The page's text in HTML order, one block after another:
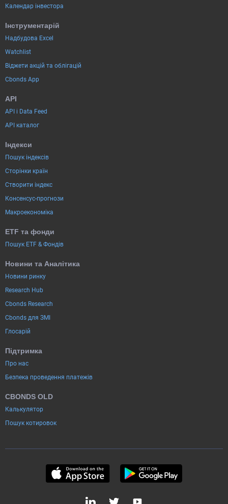
Календар інвестора
Інструментарій
Надбудова Excel
Watchlist
Віджети акцій та облігацій
Cbonds App
API
API і Data Feed
API каталог
Індекси
Пошук індексів
Сторінки країн
Створити індекс
Консенсус-прогнози
Макроекономіка
ETF та фонди
Пошук ETF & Фондів
Новини та Аналітика
Новини ринку
Research Hub
Cbonds Research
Cbonds для ЗМІ
Глосарій
Підтримка
Про нас
Безпека проведення платежів
CBONDS OLD
Калькулятор
Пошук котировок